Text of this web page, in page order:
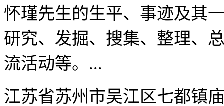
怀瑾先生的生平、事迹及其
研究、发掘、搜集、整理、
流活动等。...
江苏省苏州市吴江区七都镇